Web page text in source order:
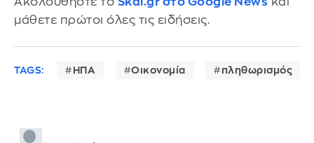
μάθετε πρώτοι όλες τις ειδήσεις.
TAGS: ΗΠΑ Οικονομία πληθωρισμός